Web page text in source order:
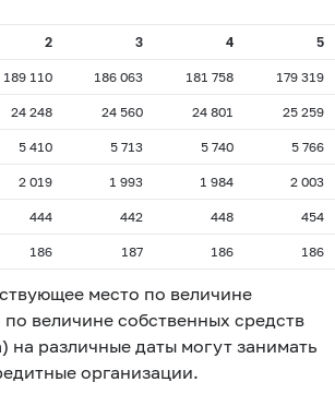
2 3 4 5
189 110 186 063 181 758 179 319
24 248 24 560 24 801 25 259
5 410 5 713 5 740 5 766
2 019 1 993 1 984 2 003
444 442 448 454
186 187 186 186
место по величине
по величине собственных средств
на различные даты могут занимать
организации.